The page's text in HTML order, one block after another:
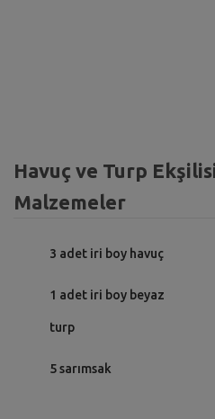
Havuç ve Turp
Malzemeler
3 adet iri boy havuç
1 adet iri boy beyaz
turp
5 sarımsak